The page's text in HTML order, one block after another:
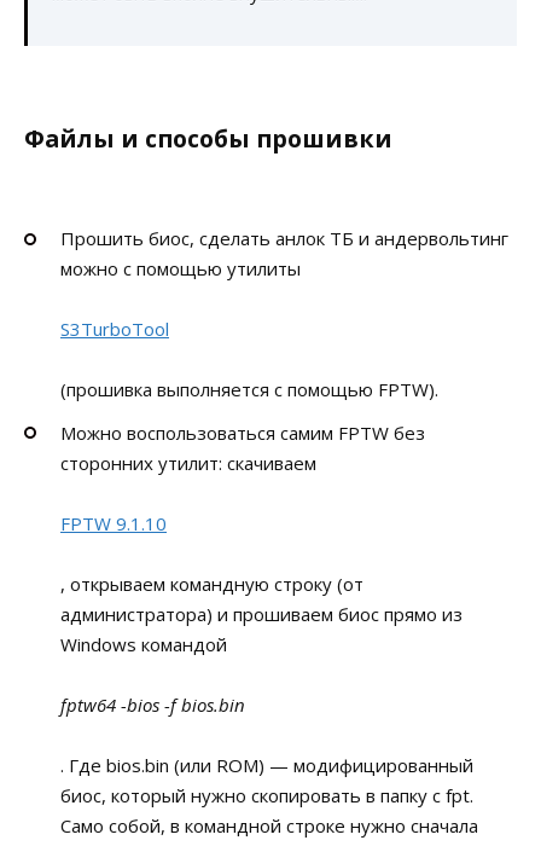
Файлы и способы прошивки
Прошить биос, сделать анлок ТБ и андервольтинг
можно с помощью утилиты
S3TurboTool
(прошивка выполняется с помощью FPTW).
Можно воспользоваться самим FPTW без
сторонних утилит: скачиваем
FPTW 9.1.10
, открываем командную строку (от
администратора) и прошиваем биос прямо из
Windows командой
fptw64 -bios -f bios.bin
. Где bios.bin (или ROM) — модифицированный
биос, который нужно скопировать в папку с fpt.
Само собой, в командной строке нужно сначала